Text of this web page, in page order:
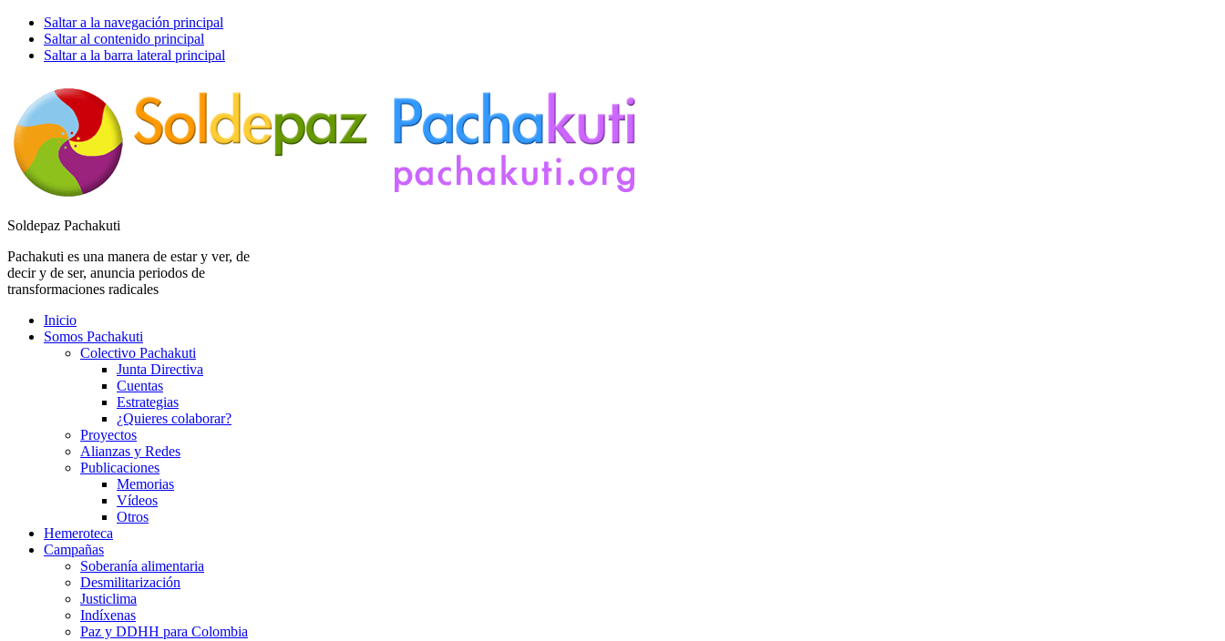
Saltar a la navegación principal
Saltar al contenido principal
Saltar a la barra lateral principal
Soldepaz Pachakuti
Pachakuti es una manera de estar y ver, de
decir y de ser, anuncia periodos de
transformaciones radicales
Inicio
Somos Pachakuti
Colectivo Pachakuti
Junta Directiva
Cuentas
Estrategias
¿Quieres colaborar?
Proyectos
Alianzas y Redes
Publicaciones
Memorias
Vídeos
Otros
Hemeroteca
Campañas
Soberanía alimentaria
Desmilitarización
Justiclima
Indíxenas
Paz y DDHH para Colombia